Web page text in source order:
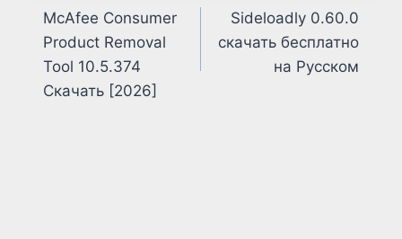
navigation
McAfee Consumer
Product Removal
Tool 10.5.374
Скачать [2026]
Sideloadly 0.60.0
скачать бесплатно
на Русском